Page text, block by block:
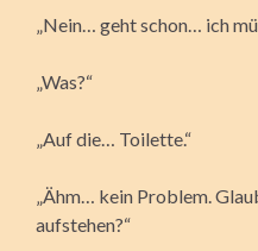
„Nein… geht schon… ich
„Was?“
„Auf die… Toilette.“
„Ähm… kein Problem.
aufstehen?“